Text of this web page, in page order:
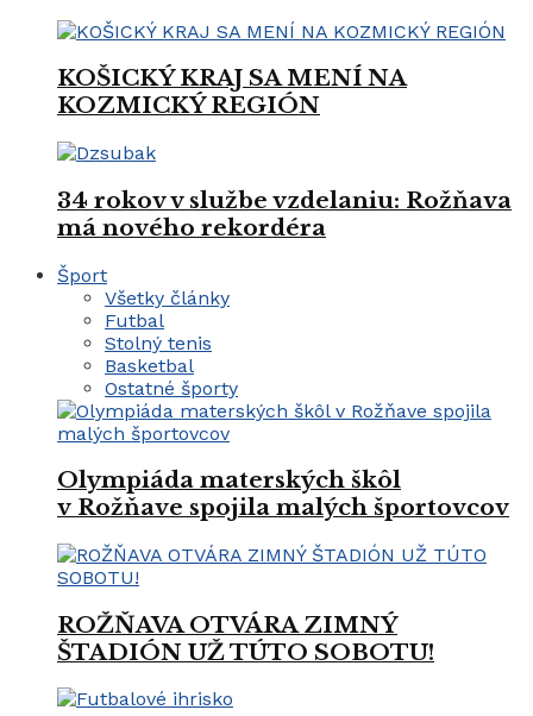
KOŠICKÝ KRAJ SA MENÍ NA
KOZMICKÝ REGIÓN
34 rokov v službe vzdelaniu: Rožňava
má nového rekordéra
Šport
Všetky články
Futbal
Stolný tenis
Basketbal
Ostatné športy
Olympiáda materských škôl
v Rožňave spojila malých športovcov
ROŽŇAVA OTVÁRA ZIMNÝ
ŠTADIÓN UŽ TÚTO SOBOTU!